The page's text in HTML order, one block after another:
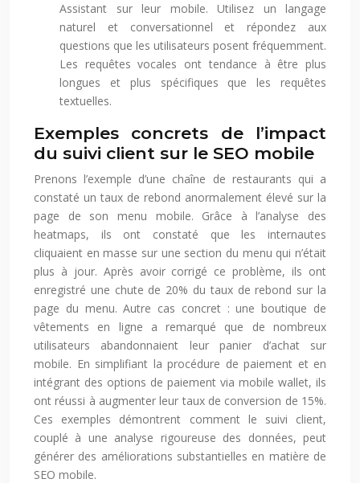
Assistant sur leur mobile. Utilisez un langage
naturel et conversationnel et répondez aux
questions que les utilisateurs posent fréquemment.
Les requêtes vocales ont tendance à être plus
longues et plus spécifiques que les requêtes
textuelles.
Exemples concrets de l’impact
du suivi client sur le SEO mobile
Prenons l’exemple d’une chaîne de restaurants qui a
constaté un taux de rebond anormalement élevé sur la
page de son menu mobile. Grâce à l’analyse des
heatmaps, ils ont constaté que les internautes
cliquaient en masse sur une section du menu qui n’était
plus à jour. Après avoir corrigé ce problème, ils ont
enregistré une chute de 20% du taux de rebond sur la
page du menu. Autre cas concret : une boutique de
vêtements en ligne a remarqué que de nombreux
utilisateurs abandonnaient leur panier d’achat sur
mobile. En simplifiant la procédure de paiement et en
intégrant des options de paiement via mobile wallet, ils
ont réussi à augmenter leur taux de conversion de 15%.
Ces exemples démontrent comment le suivi client,
couplé à une analyse rigoureuse des données, peut
générer des améliorations substantielles en matière de
SEO mobile.